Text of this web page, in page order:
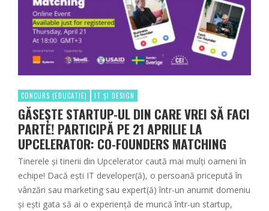
CONCURS (EDUCATIE) IT ȘI DESIGN
GĂSEȘTE STARTUP-UL DIN CARE VREI SĂ FACI
PARTE! PARTICIPĂ PE 21 APRILIE LA
UPCELERATOR: CO-FOUNDERS MATCHING
Tinerele și tinerii din Upcelerator caută mai mulți oameni în
echipe! Dacă ești IT developer(ă), o persoană pricepută în
vânzări sau marketing sau expert(ă) într-un anumit domeniu
și ești gata să ai o experiență de muncă într-un startup,